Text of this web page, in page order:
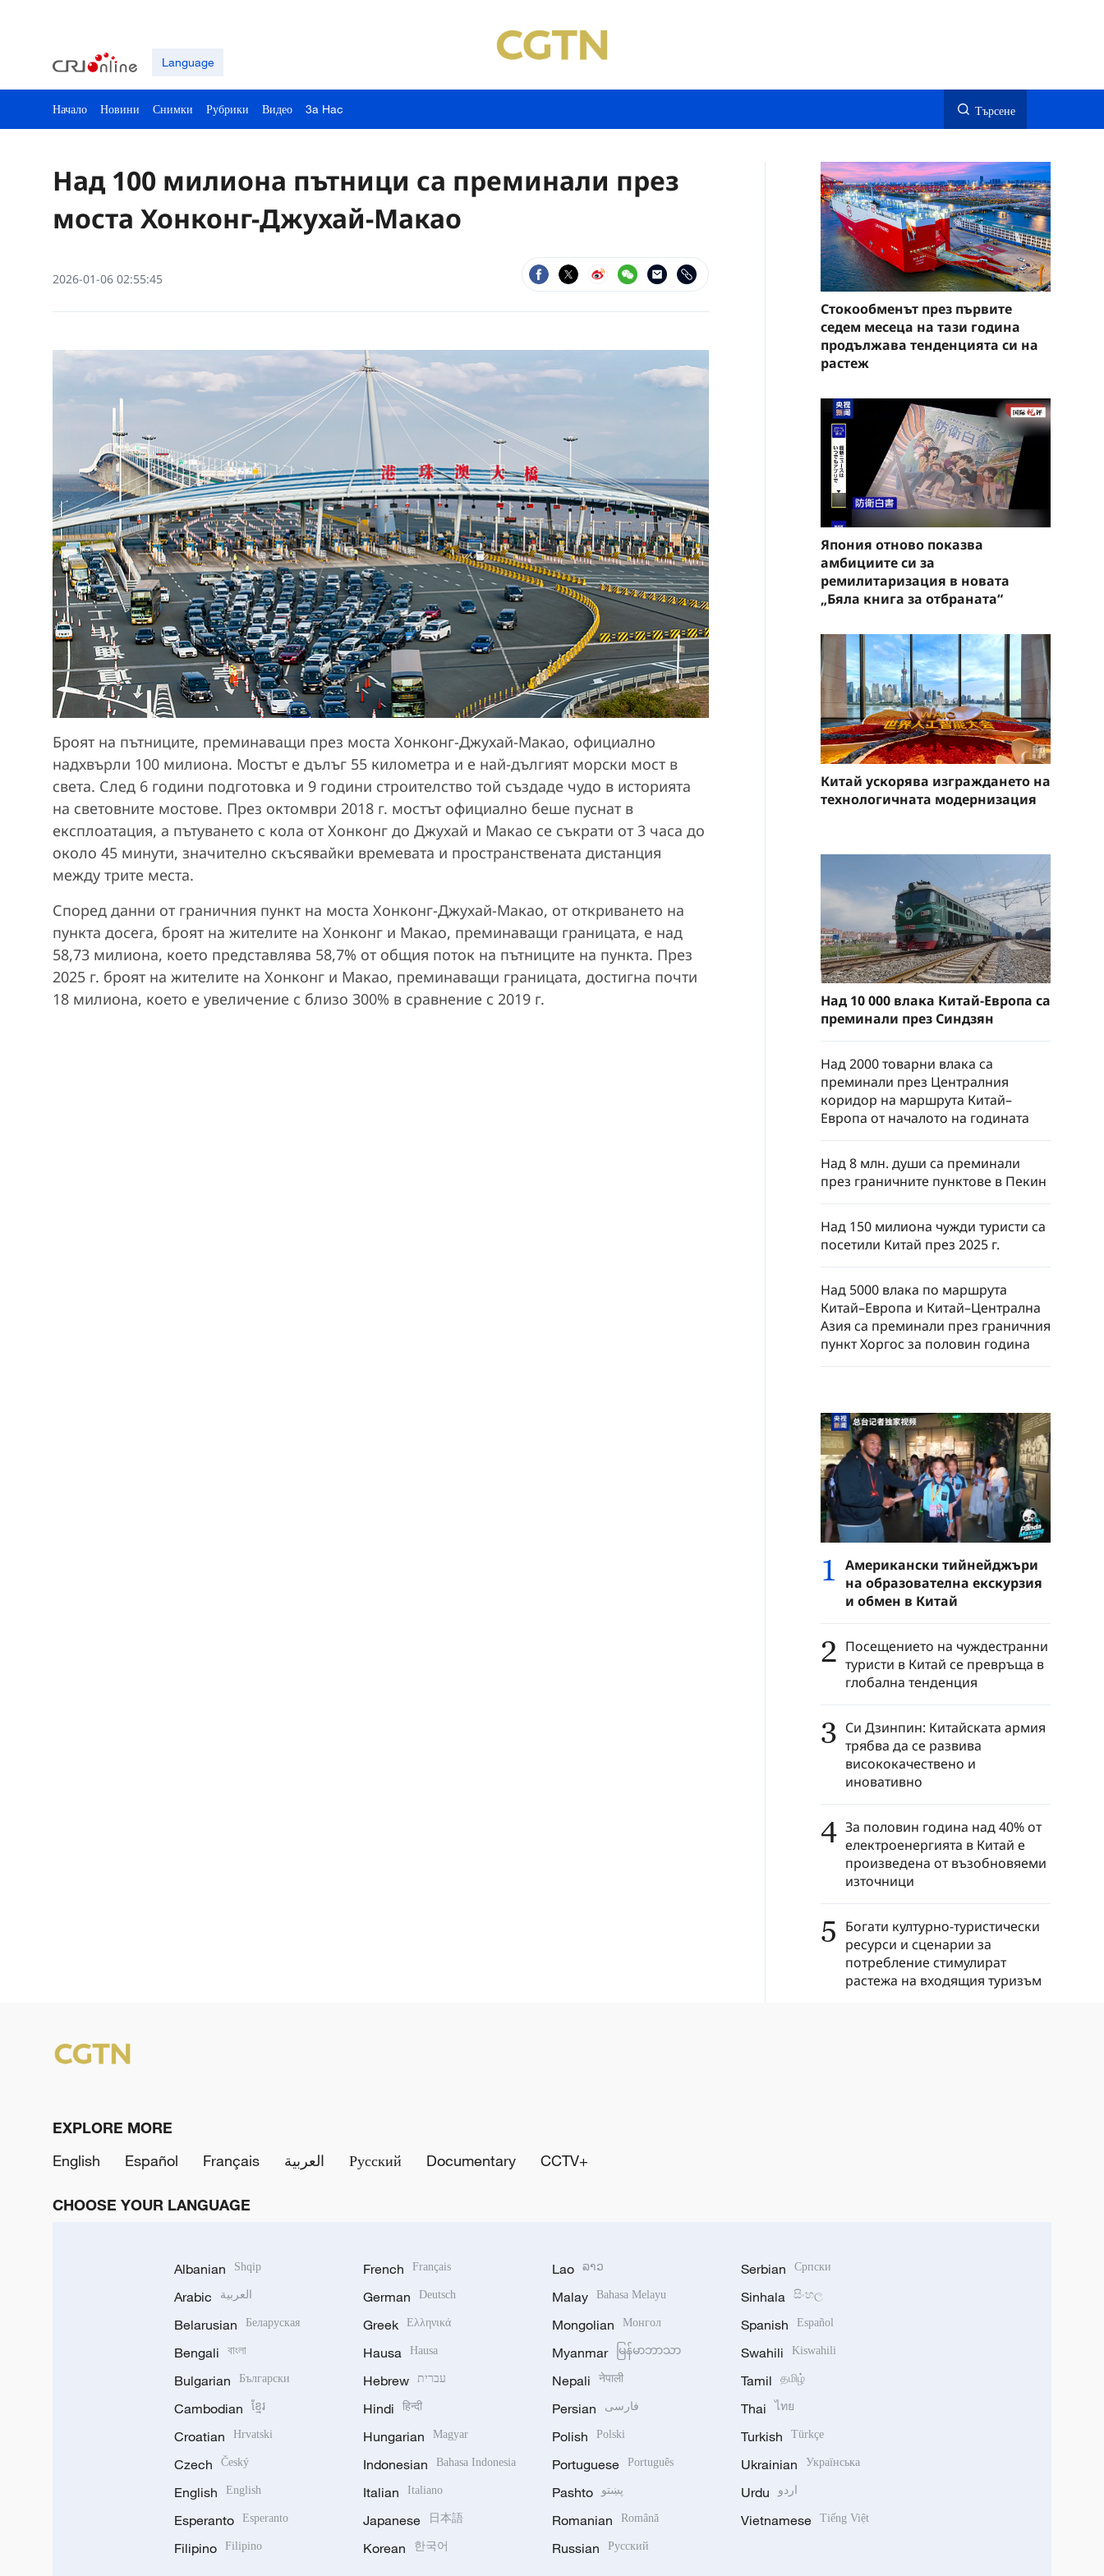
Language
Начало Новини Снимки Рубрики Видео 3a Hac Търсене
Над 100 милиона пътници са преминали през
моста Хонконг-Джухай-Макао
2026-01-06 02:55:45
Броят на пътниците, преминаващи през моста Хонконг-Джухай-Макао, официално
надхвърли 100 милиона. Мостът е дълъг 55 километра и е най-дългият морски мост в
света. След 6 години подготовка и 9 години строителство той създаде чудо в историята
на световните мостове. През октомври 2018 г. мостът официално беше пуснат в
експлоатация, а пътуването с кола от Хонконг до Джухай и Макао се съкрати от 3 часа до
около 45 минути, значително скъсявайки времевата и пространствената дистанция
между трите места.
Според данни от граничния пункт на моста Хонконг-Джухай-Макао, от откриването на
пункта досега, броят на жителите на Хонконг и Макао, преминаващи границата, е над
58,73 милиона, което представлява 58,7% от общия поток на пътниците на пункта. През
2025 г. броят на жителите на Хонконг и Макао, преминаващи границата, достигна почти
18 милиона, което е увеличение с близо 300% в сравнение с 2019 г.
Стокообменът през първите
седем месеца на тази година
продължава тенденцията си на
растеж
Япония отново показва
амбициите си за
ремилитаризация в новата
„Бяла книга за отбраната“
Китай ускорява изграждането на
технологичната модернизация
Над 10 000 влака Китай-Европа са
преминали през Синдзян
Над 2000 товарни влака са
преминали през Централния
коридор на маршрута Китай–
Европа от началото на годината
Над 8 млн. души са преминали
през граничните пунктове в Пекин
Над 150 милиона чужди туристи са
посетили Китай през 2025 г.
Над 5000 влака по маршрута
Китай–Европа и Китай–Централна
Азия са преминали през граничния
пункт Хоргос за половин година
1 Американски тийнейджъри
на образователна екскурзия
и обмен в Китай
2 Посещението на чуждестранни
туристи в Китай се превръща в
глобална тенденция
3 Си Дзинпин: Китайската армия
трябва да се развива
висококачествено и
иновативно
4 За половин година над 40% от
електроенергията в Китай е
произведена от възобновяеми
източници
5 Богати културно-туристически
ресурси и сценарии за
потребление стимулират
растежа на входящия туризъм
EXPLORE MORE
English
Español Français العربية Русский Documentary CCTV+
CHOOSE YOUR LANGUAGE
Albanian Shqip
Arabic العربية
Belarusian Беларуская
Bengali বাংলা
Bulgarian Български
Cambodian ខ្មែរ
Croatian Hrvatski
Czech Český
English English
Esperanto Esperanto
Filipino Filipino
French Français
German Deutsch
Greek Ελληνικά
Hausa Hausa
Hebrew עברית
Hindi हिन्दी
Hungarian Magyar
Indonesian Bahasa Indonesia
Italian Italiano
Japanese 日本語
Korean 한국어
Lao ລາວ
Malay Bahasa Melayu
Mongolian Монгол
Myanmar မြန်မာဘာသာ
Nepali नेपाली
Persian فارسی
Polish Polski
Portuguese Português
Pashto پښتو
Romanian Română
Russian Русский
Serbian Српски
Sinhala සිංහල
Spanish Español
Swahili Kiswahili
Tamil தமிழ்
Thai ไทย
Turkish Türkçe
Ukrainian Українська
Urdu اردو
Vietnamese Tiếng Việt